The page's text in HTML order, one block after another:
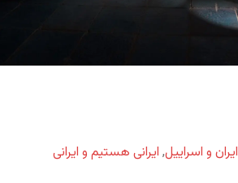
ایران و اسراییل, ایرانی هستیم و ایرانی